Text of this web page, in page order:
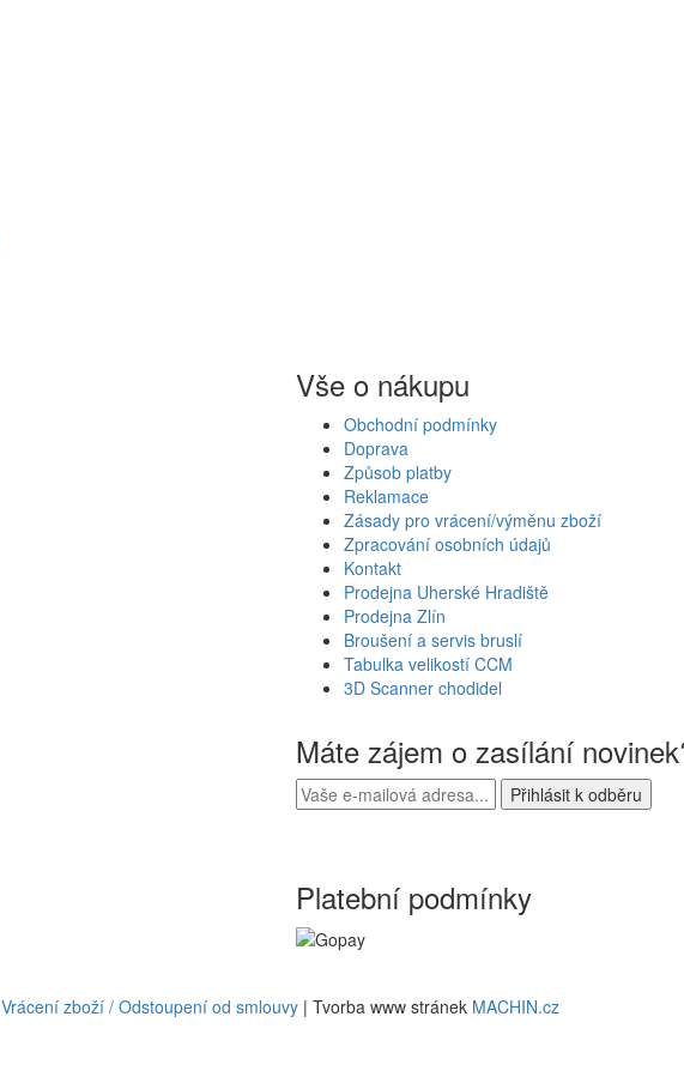
Vše o nákupu
Obchodní podmínky
Doprava
Způsob platby
Reklamace
Zásady pro vrácení/výměnu zboží
Zpracování osobních údajů
Kontakt
Prodejna Uherské Hradiště
Prodejna Zlín
Broušení a servis bruslí
Tabulka velikostí CCM
3D Scanner chodidel
Máte zájem o zasílání
Platební podmínky
Vrácení zboží / Odstoupení od smlouvy | Tvorba www stránek MACHIN.cz